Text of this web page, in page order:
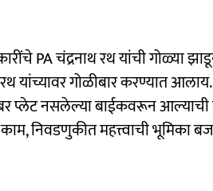
PA चंद्रनाथ रथ यांची गोळ्या
रथ यांच्यावर गोळीबार करण्यात
प्लेट नसलेल्या बाईकवरून आल्याची
निवडणुकीत महत्त्वाची भूमिका